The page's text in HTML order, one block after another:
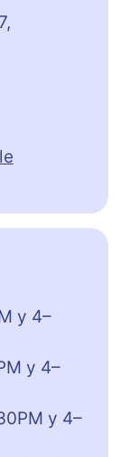
y 4–
y 4–
y 4–